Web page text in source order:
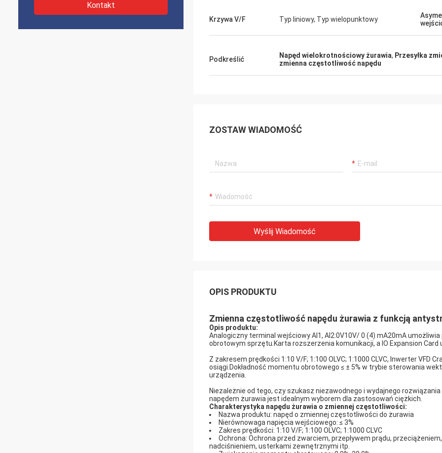
Kontakt
Krzywa V/F Typ liniowy, Typ wielopunktowy
Podkreślić Napęd wielokrotnościowy żurawia, Przesyłka
zmienna częstotliwość napędu
ZOSTAW WIADOMOŚĆ
Wyślij Wiadomość
OPIS PRODUKTU
Zmienna częstotliwość napędu żurawia z funkcją
Opis produktu:
Analogiczny terminal wejściowy AI1, AI2:0V10V/ 0 (4) mA20mA
obrotowym sprzętu.Karta rozszerzenia komunikacji, a IO Expansion
Z zakresem prędkości 1:10 V/F; 1:100 OLVC; 1:1000 CLVC, Inwerter VFD
osiągi.Dokładność momentu obrotowego ≤ ± 5% w trybie sterowania
urządzenia.
Niezależnie od tego, czy szukasz niezawodnego i wydajnego
napędem żurawia jest idealnym wyborem dla zastosowań ciężkich.
Charakterystyka napędu żurawia o zmiennej częstotliwości:
Nazwa produktu: napęd o zmiennej częstotliwości do żurawia
Nierównowaga napięcia wejściowego: ≤ 3%
Zakres prędkości: 1:10 V/F; 1:100 OLVC; 1:1000 CLVC
Ochrona: Ochrona przed zwarciem, przepływem prądu,
nadciśnieniem, usterkami zewnętrznymi itp.